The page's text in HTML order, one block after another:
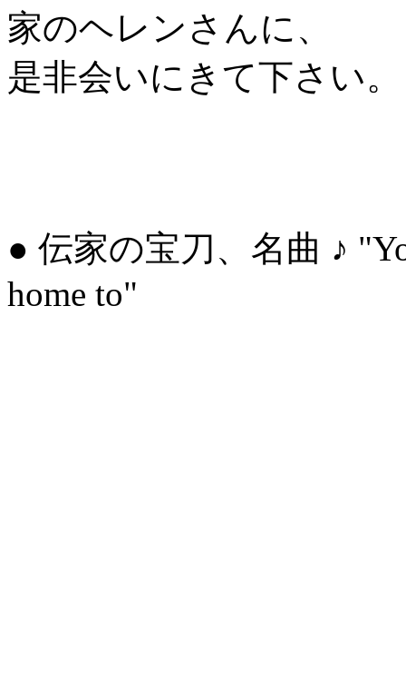
家のヘレンさんに、
是非会いにきて下さい。
● 伝家の宝刀、名曲 ♪
home to"